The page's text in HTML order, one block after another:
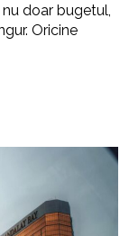
doar bugetul,
Oricine